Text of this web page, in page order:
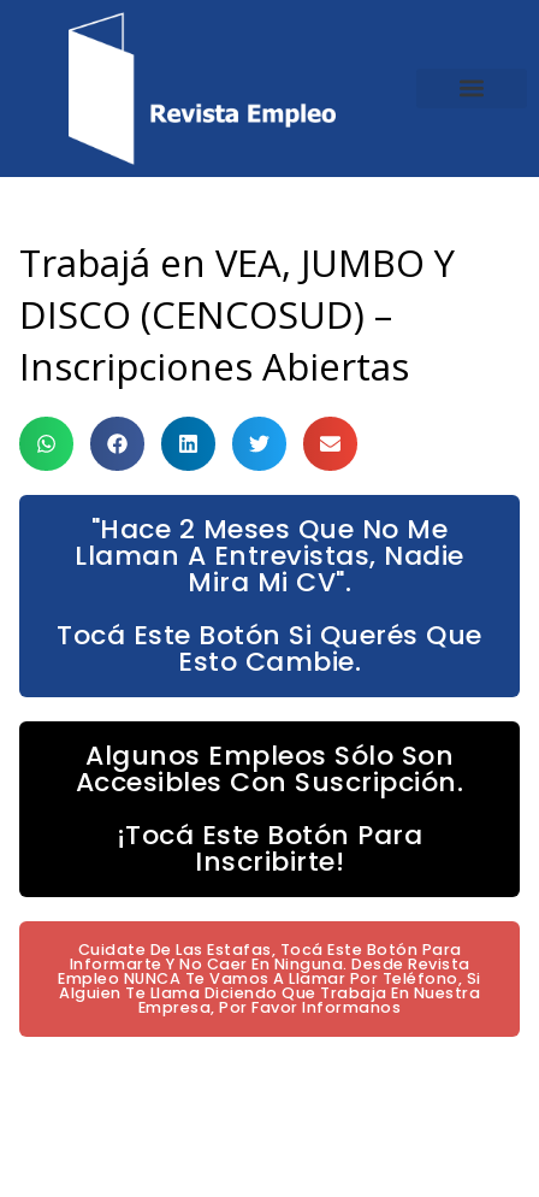
Trabajá en VEA, JUMBO Y
DISCO (CENCOSUD) –
Inscripciones Abiertas
"Hace 2 Meses Que No Me
Llaman A Entrevistas, Nadie
Mira Mi CV".
Tocá Este Botón Si Querés Que
Esto Cambie.
Algunos Empleos Sólo Son
Accesibles Con Suscripción.
¡Tocá Este Botón Para
Inscribirte!
Cuidate De Las Estafas, Tocá Este Botón Para
Informarte Y No Caer En Ninguna. Desde Revista
Empleo NUNCA Te Vamos A Llamar Por Teléfono, Si
Alguien Te Llama Diciendo Que Trabaja En Nuestra
Empresa, Por Favor Informanos